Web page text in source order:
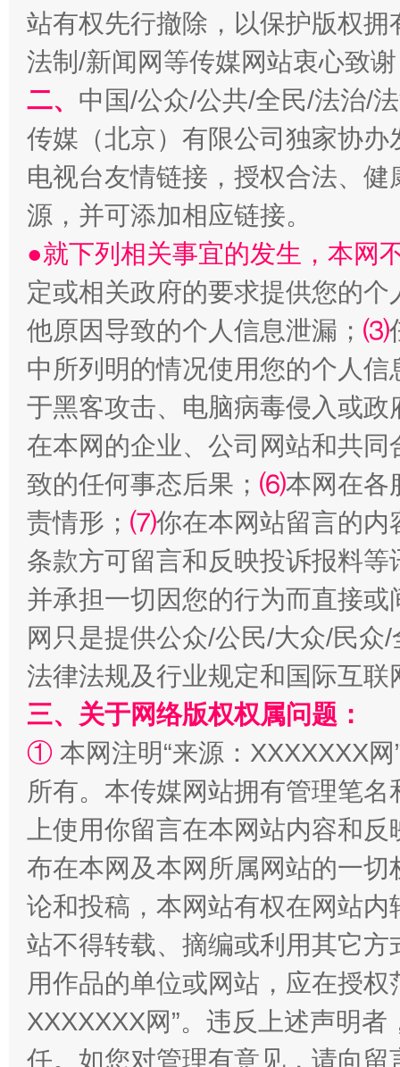
受贿1.44亿！段成刚被判无期 从幼
全民健身五年计划来了！等你上场
阿坝州三大球赛在茂县开幕 规模
国家大学科技园优化重塑工作
站有权先行撤除，以保护版权
法制/新闻网等传媒网站衷心致
二、 中国/公众/公共/全民/法治/
传媒（北京）有限公司独家协
电视台友情链接，授权合法、
源，并可添加相应链接。
●就下列相关事宜的发生，本网
定或相关政府的要求提供您的个
他原因导致的个人信息泄漏； ⑶
中所列明的情况使用您的个人
于黑客攻击、电脑病毒侵入或
在本网的企业、公司网站和共
致的任何事态后果； ⑹本网在各
责情形； ⑺你在本网站留言的内
条款方可留言和反映投诉报料
并承担一切因您的行为而直接
网只是提供公众/公民/大众/民
法律法规及行业规定和国际互
三、关于网络版权权属问题：
① 本网注明“来源：XXXXXXX
所有。本传媒网站拥有管理笔
上使用你留言在本网站内容和
布在本网及本网所属网站的一
论和投稿，本网站有权在网站
站不得转载、摘编或利用其它
用作品的单位或网站，应在授
XXXXXXX网”。违反上述声明
任。如您对管理有意见，请向